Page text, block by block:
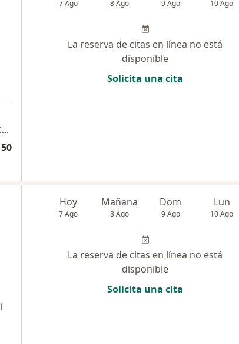
Consulta presencial en Psiquilibrium (Carrera 73, Cra. 76 # 6-18, Capri, Cali, Valle del Cauca)
7 Ago 8 Ago 9 Ago 10 Ago
La reserva de citas en línea no está
disponible
Solicita una cita
Hoy
7 Ago
Mañana
8 Ago
Dom
9 Ago
Lun
10 Ago
La reserva de citas en línea no está
disponible
Solicita una cita